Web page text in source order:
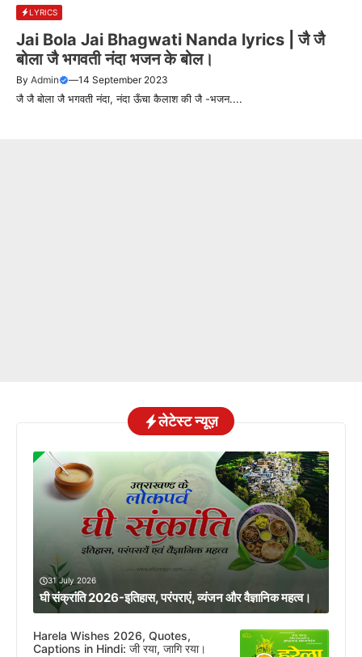
LYRICS
Jai Bola Jai Bhagwati Nanda lyrics | जै जै
बोला जै भगवती नंदा भजन के बोल।
By Admin —14 September 2023
जै जै बोला जै भगवती नंदा, नंदा ऊँचा कैलाश की जै -भजन....
लेटेस्ट न्यूज़
31 July 2026
घी संक्रांति 2026-इतिहास, परंपराएं, व्यंजन और वैज्ञानिक महत्व।
Harela Wishes 2026, Quotes,
Captions in Hindi: जी रया, जागि रया।